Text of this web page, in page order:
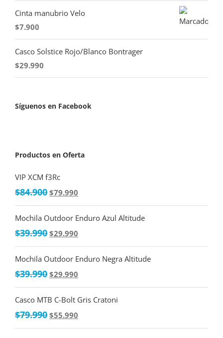
Cinta manubrio Velo
$7.900
Casco Solstice Rojo/Blanco Bontrager
$29.990
Síguenos en Facebook
Productos en Oferta
VIP XCM f3Rc
$84.900 $79.990
Mochila Outdoor Enduro Azul Altitude
$39.990 $29.990
Mochila Outdoor Enduro Negra Altitude
$39.990 $29.990
Casco MTB C-Bolt Gris Cratoni
$79.990 $55.990